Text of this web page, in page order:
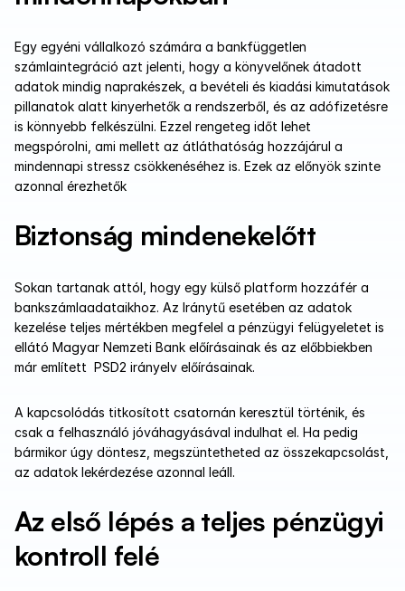
Egy egyéni vállalkozó számára a bankfüggetlen
számlaintegráció azt jelenti, hogy a könyvelőnek átadott
adatok mindig naprakészek, a bevételi és kiadási kimutatások
pillanatok alatt kinyerhetők a rendszerből, és az adófizetésre
is könnyebb felkészülni. Ezzel rengeteg időt lehet
megspórolni, ami mellett az átláthatóság hozzájárul a
mindennapi stressz csökkenéséhez is. Ezek az előnyök szinte
azonnal érezhetők
Biztonság mindenekelőtt
Sokan tartanak attól, hogy egy külső platform hozzáfér a
bankszámlaadataikhoz. Az Iránytű esetében az adatok
kezelése teljes mértékben megfelel a pénzügyi felügyeletet is
ellátó Magyar Nemzeti Bank előírásainak és az előbbiekben
már említett  PSD2 irányelv előírásainak.
A kapcsolódás titkosított csatornán keresztül történik, és
csak a felhasználó jóváhagyásával indulhat el. Ha pedig
bármikor úgy döntesz, megszüntetheted az összekapcsolást,
az adatok lekérdezése azonnal leáll.
Az első lépés a teljes pénzügyi
kontroll felé